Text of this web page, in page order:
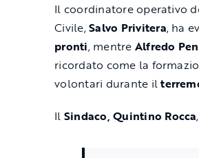
Il coordinatore operativo
Civile,Salvo Privitera, ha
pronti, mentre Alfredo
ricordato come la
volontari durante il
Il Sindaco, Quintino Rocca